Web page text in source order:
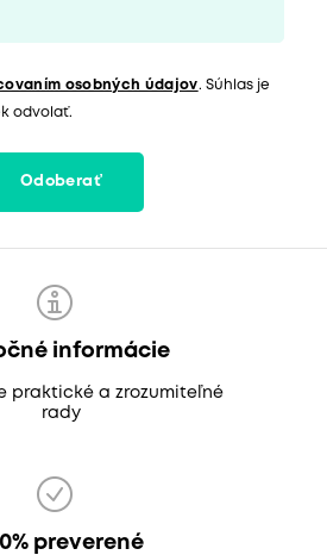
osobných údajov. Súhlas je
odvolať.
Odoberať
informácie
praktické a zrozumiteľné
rady
preverené